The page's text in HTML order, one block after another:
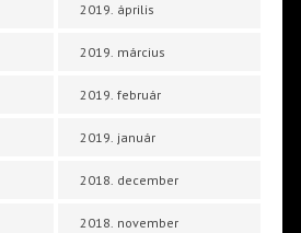
2019. április
2019. március
2019. február
2019. január
2018. december
2018. november